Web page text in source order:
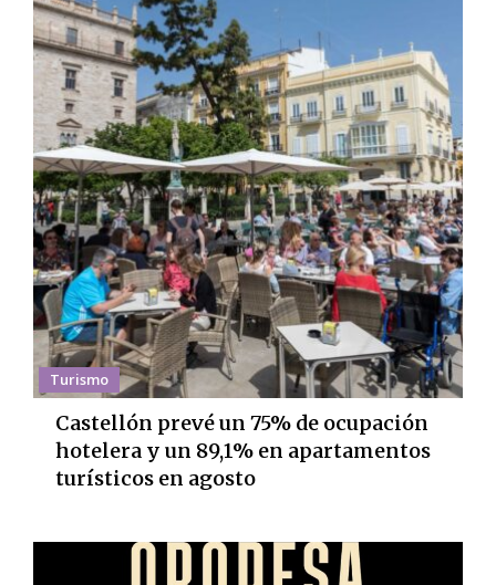
Turismo
Castellón prevé un 75% de ocupación
hotelera y un 89,1% en apartamentos
turísticos en agosto